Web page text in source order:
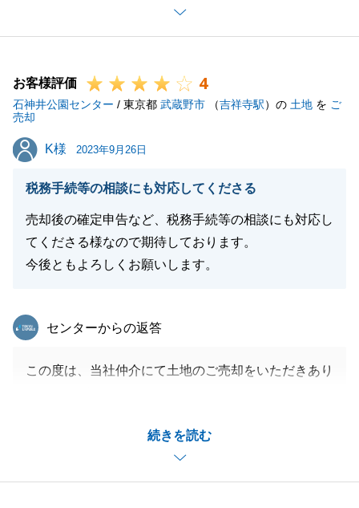
販売期間が長くなってしまったのは、売り出し価格が
高かったのも原因の一つだと思いますので、今後に活
今後も末長いお付き合いができれば幸いです。何卒よ
ろしくお願い申し上げます。
お客様評価 4
石神井公園センター / 東京都 武蔵野市 （吉祥寺駅）の 土地 を ご
売却
K様
K様 2023年9月26日
税務手続等の相談にも対応してくださる
売却後の確定申告など、税務手続等の相談にも対応し
てくださる様なので期待しております。
今後ともよろしくお願いします。
続きを読む
東急リバブル
センターからの返答
この度は、当社仲介にて土地のご売却をいただきあり
め、お引渡しに時間がかかりましたが、Ｋ様のご協力
のおかげで問題なく終了し、ありがとうございまし
た。